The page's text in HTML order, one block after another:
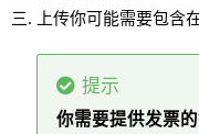
上传你可能需要包含
提示
你需要提供发票的